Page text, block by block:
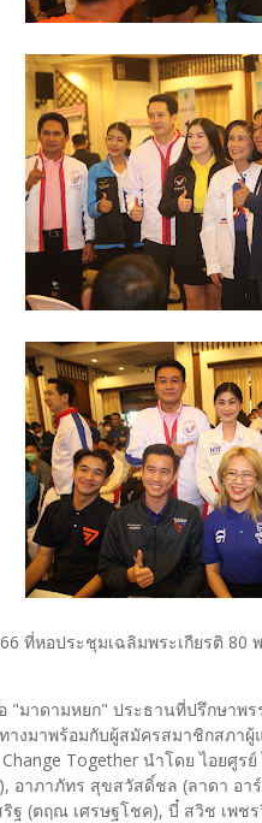
ที่หอประชุมเฉลิมพระเกียรติ 80
"มาดามหยก" ประธานที่ปรึกษาพ
งมาพร้อมกับผู้สมัครสมาชิกสภาผู้
Together นำโดย ไอยศูร
อาภาภัทร สุขสวัสดิ์ชล (ลาดา อ
ฐ (ตฤณ เศรษฐโชค), บี๋ สวิช เพ